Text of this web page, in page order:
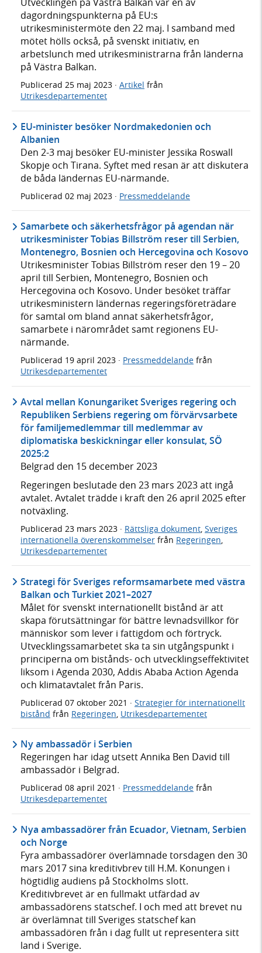
dagordningspunkterna på EU:s
utrikesministermöte den 22 maj. I samband med
mötet hölls också, på svenskt initiativ, en
arbetslunch med utrikesministrarna från länderna
på Västra Balkan.
Publicerad 25 maj 2023 · Artikel från
Utrikesdepartementet
EU-minister besöker Nordmakedonien och
Albanien
Den 2-3 maj besöker EU-minister Jessika Roswall
Skopje och Tirana. Syftet med resan är att diskutera
de båda ländernas EU-närmande.
Publicerad 02 maj 2023 · Pressmeddelande
Samarbete och säkerhetsfrågor på agendan när
utrikesminister Tobias Billström reser till Serbien,
Montenegro, Bosnien och Hercegovina och Kosovo
Utrikesminister Tobias Billström reser den 19 – 20
april till Serbien, Montenegro, Bosnien och
Hercegovina och Kosovo. Under besöket träffar
utrikesministern ländernas regeringsföreträdare
för samtal om bland annat säkerhetsfrågor,
samarbete i närområdet samt regionens EU-
närmande.
Publicerad 19 april 2023 · Pressmeddelande från
Utrikesdepartementet
Avtal mellan Konungariket Sveriges regering och
Republiken Serbiens regering om förvärvsarbete
för familjemedlemmar till medlemmar av
diplomatiska beskickningar eller konsulat, SÖ
2025:2
Belgrad den 15 december 2023
Regeringen beslutade den 23 mars 2023 att ingå
avtalet. Avtalet trädde i kraft den 26 april 2025 efter
notväxling.
Publicerad 23 mars 2023 · Rättsliga dokument, Sveriges
internationella överenskommelser från Regeringen,
Utrikesdepartementet
Strategi för Sveriges reformsamarbete med västra
Balkan och Turkiet 2021–2027
Målet för svenskt internationellt bistånd är att
skapa förutsättningar för bättre levnadsvillkor för
människor som lever i fattigdom och förtryck.
Utvecklingssamarbetet ska ta sin utgångspunkt i
principerna om bistånds- och utvecklingseffektivitet
liksom i Agenda 2030, Addis Ababa Action Agenda
och klimatavtalet från Paris.
Publicerad 07 oktober 2021 · Strategier för internationellt
bistånd från Regeringen Utrikesdepartementet
Ny ambassadör i Serbien
Regeringen har idag utsett Annika Ben David till
ambassadör i Belgrad.
Publicerad 08 april 2021 · Pressmeddelande från
Utrikesdepartementet
Nya ambassadörer från Ecuador, Vietnam, Serbien
och Norge
Fyra ambassadörer överlämnade torsdagen den 30
mars 2017 sina kreditivbrev till H.M. Konungen i
högtidlig audiens på Stockholms slott.
Kreditivbrevet är en fullmakt utfärdad av
ambassadörens statschef. I och med att brevet nu
är överlämnat till Sveriges statschef kan
ambassadören från i dag fullt ut representera sitt
land i Sverige.